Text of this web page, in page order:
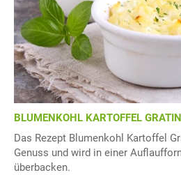
BLUMENKOHL KARTOFFEL GRATIN
Das Rezept Blumenkohl Kartoffel
Genuss und wird in einer
überbacken.